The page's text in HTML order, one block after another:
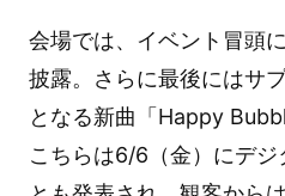
会場では、イベント冒頭
披露。さらに最後にはサ
となる新曲「Happy
こちらは6/6（金）にデジ